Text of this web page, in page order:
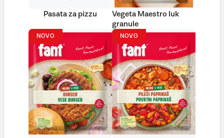
Pasata za pizzu
Vegeta Maestro luk
granule
NOVO NOVO